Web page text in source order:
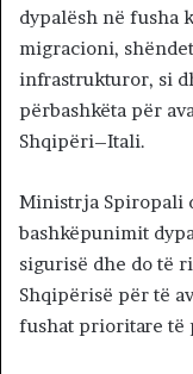
dypalësh në fusha
migracioni,
infrastrukturor, si
përbashkëta për
Shqipëri–Itali.
Ministrja Spiropali
bashkëpunimit
sigurisë dhe do të
Shqipërisë për të
fushat prioritare të